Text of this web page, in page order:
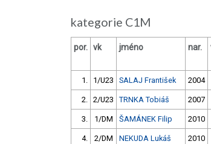
kategorie C1M
por. vk jméno nar.
1. 1/U23 SALAJ František 2004
2. 2/U23 TRNKA Tobiáš 2007
3. 1/DM ŠAMÁNEK Filip 2010
4. 2/DM NEKUDA Lukáš 2010